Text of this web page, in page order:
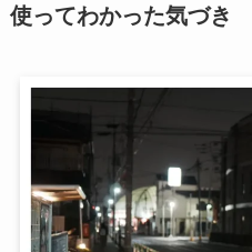
使ってわかった気づき